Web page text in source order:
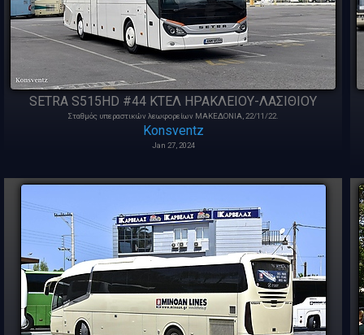
SETRA S515HD #44 ΚΤΕΛ ΗΡΑΚΛΕΙΟΥ-ΛΑΣΙΘΙΟΥ
Σταθμός υπεραστικών λεωφορείων ΜΑΚΕΔΟΝΙΑ, 22/11/22.
Konsventz
Jan 27, 2024